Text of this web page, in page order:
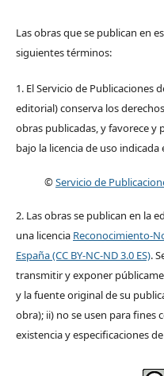
Las obras que se publican en
siguientes términos:
1. El Servicio de Publicaciones
editorial) conserva los
obras publicadas, y favorece y
bajo la licencia de uso indicada
©Servicio de
2. Las obras se publican en la
una licencia Reconocimiento-
España (CC BY-NC-ND 3.0 ES).
transmitir y exponer
y la fuente original de su
obra); ii) no se usen para fines
existencia y especificaciones